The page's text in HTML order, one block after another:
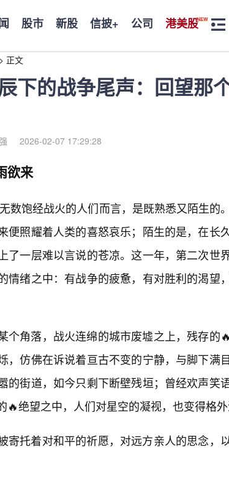
股市 新股 信披+ 公司 港美股
> 正文
下的战争尾声：回望那
2026-02-07 17:29:28
欲来
数饱经战火的人们而言，是既熟悉又陌生的
便照耀着人类的喜怒哀乐；陌生的是，在长
了一层难以言说的苍凉。这一年，第二次世
情绪之中：有战争的疲惫，有对胜利的渴望
个角落，战火连绵的城市废墟之上，残存的
，仿佛在诉说着亘古不变的宁静，与脚下满
的街道，如今只剩下断壁残垣；曾经欢声笑
绝望之中，人们对星空的凝视，也变得格外
寄托着对和平的祈愿，对远方亲人的思念，